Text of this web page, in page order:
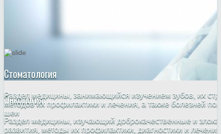
Онкология
Раздел медицины, изучающий доброкачественные и
развития, методы их профилактики, диагностики и лечения
Стоматология
Раздел медицины, занимающийся изучением зубов, их
методов их профилактики и лечения, а также болезней
шеи